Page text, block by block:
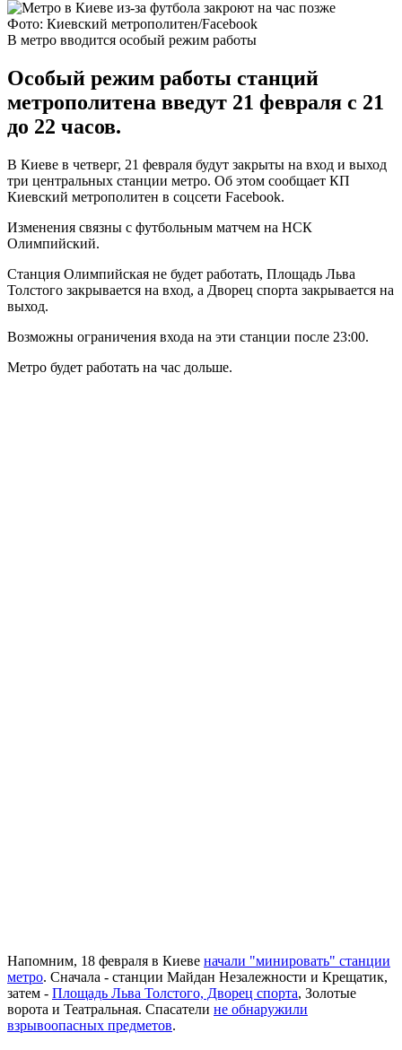
Фото: Киевский метрополитен/Facebook
В метро вводится особый режим работы
Особый режим работы станций
метрополитена введут 21 февраля с 21
до 22 часов.
В Киеве в четверг, 21 февраля будут закрыты на вход и выход
три центральных станции метро. Об этом сообщает КП
Киевский метрополитен в соцсети Facebook.
Изменения связны с футбольным матчем на НСК
Олимпийский.
Станция Олимпийская не будет работать, Площадь Льва
Толстого закрывается на вход, а Дворец спорта закрывается на
выход.
Возможны ограничения входа на эти станции после 23:00.
Метро будет работать на час дольше.
Напомним, 18 февраля в Киеве начали "минировать" станции
метро. Сначала - станции Майдан Незалежности и Крещатик,
затем - Площадь Льва Толстого, Дворец спорта, Золотые
ворота и Театральная. Спасатели не обнаружили
взрывоопасных предметов.